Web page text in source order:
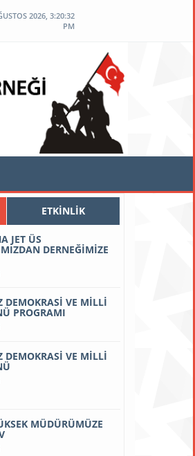
2026, 3:20:33
PM
ETKİNLİK
JET ÜS
DERNEĞİMİZE
DEMOKRASİ VE MİLLİ
PROGRAMI
DEMOKRASİ VE MİLLİ
MÜDÜRÜMÜZE